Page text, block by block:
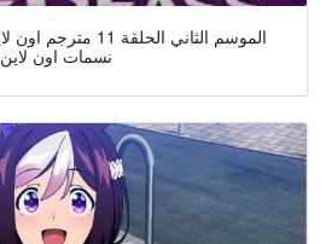
نسمات اون لاين